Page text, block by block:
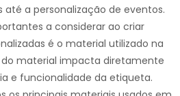
a personalização de eventos.
a considerar ao criar
é o material utilizado na
do material impacta diretamente
e funcionalidade da etiqueta.